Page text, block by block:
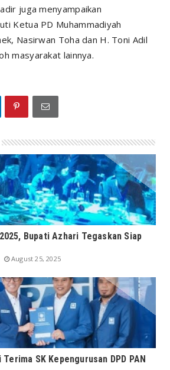
juga menyampaikan
Ketua PD Muhammadiyah
Nasirwan Toha dan H. Toni Adil
masyarakat lainnya.
Bupati Azhari Tegaskan Siap
August 25, 2025
SK Kepengurusan DPD PAN